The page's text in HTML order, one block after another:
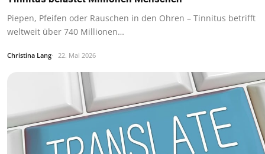
Piepen, Pfeifen oder Rauschen in den Ohren – Tinnitus betrifft
weltweit über 740 Millionen…
Christina Lang 22. Mai 2026